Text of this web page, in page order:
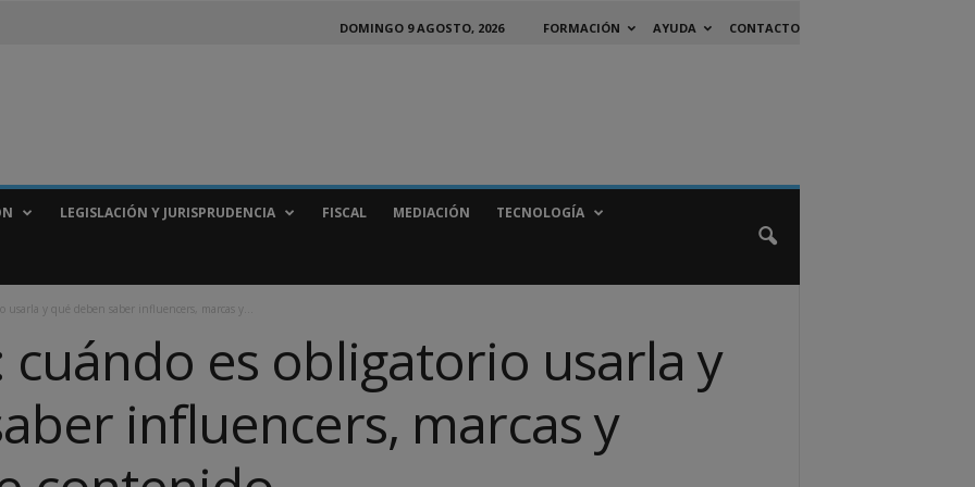
DOMINGO 9 AGOSTO, 2026 FORMACIÓN AYUDA CONTACTO
LEGISLACIÓN Y JURISPRUDENCIA FISCAL MEDIACIÓN TECNOLOGÍA
y qué deben saber influencers, marcas y...
es obligatorio usarla y
influencers, marcas y